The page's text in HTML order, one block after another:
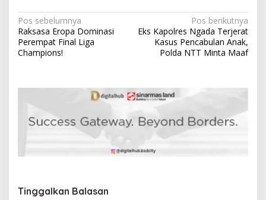
N
a
v
g
p
s
Pos sebelumnya
Raksasa Eropa Dominasi
Perempat Final Liga
Champions!
Pos berikutnya
Eks Kapolres Ngada Terjerat
Kasus Pencabulan Anak,
Polda NTT Minta Maaf
Tinggalkan Balasan